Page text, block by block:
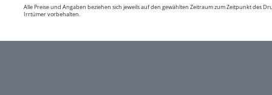
Alle Preise und Angaben beziehen sich jeweils auf den gewählten Zeitraum zum Zeitpunkt des
Irrtümer vorbehalten.